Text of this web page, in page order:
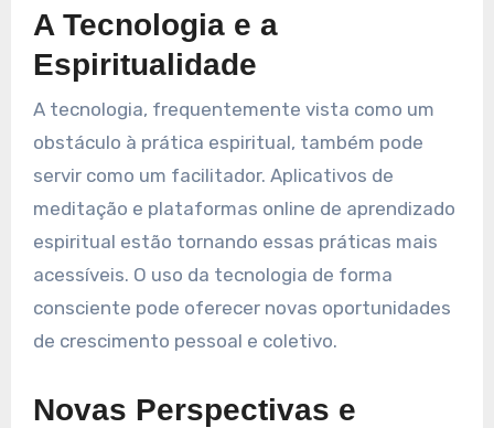
A Tecnologia e a
Espiritualidade
A tecnologia, frequentemente vista como um
obstáculo à prática espiritual, também pode
servir como um facilitador. Aplicativos de
meditação e plataformas online de aprendizado
espiritual estão tornando essas práticas mais
acessíveis. O uso da tecnologia de forma
consciente pode oferecer novas oportunidades
de crescimento pessoal e coletivo.
Novas Perspectivas e